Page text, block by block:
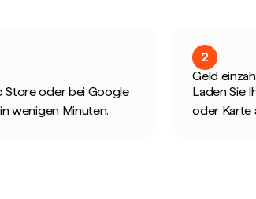
Store oder bei Google
wenigen Minuten.
2
Geld
Laden Sie
oder Karte